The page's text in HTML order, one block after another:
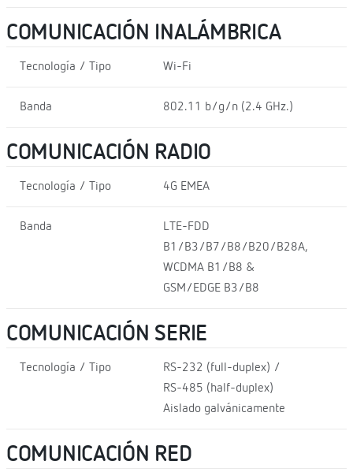
COMUNICACIÓN INALÁMBRICA
Tecnología / Tipo Wi-Fi
Banda 802.11 b/g/n (2.4 GHz.)
COMUNICACIÓN RADIO
Tecnología / Tipo 4G EMEA
Banda
LTE-FDD
B1/B3/B7/B8/B20/B28A,
WCDMA B1/B8 &
GSM/EDGE B3/B8
COMUNICACIÓN SERIE
Tecnología / Tipo
RS-232 (full-duplex) /
RS-485 (half-duplex)
Aislado galvánicamente
COMUNICACIÓN RED